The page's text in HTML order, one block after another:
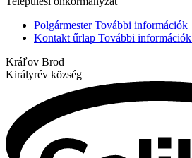
Polgármester További információk
Kontakt űrlap További információk
Kráľov Brod
Királyrév község